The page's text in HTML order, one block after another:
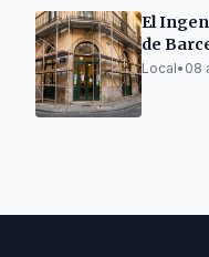
El
de
Local• 08